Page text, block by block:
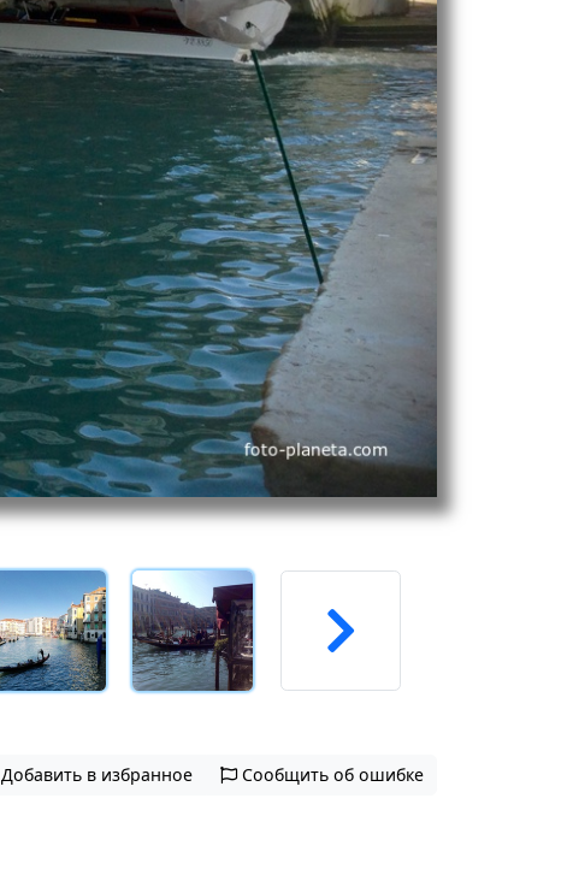
Добавить в избранное Сообщить об ошибке